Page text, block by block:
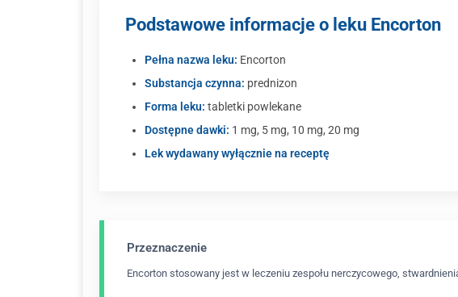
Podstawowe informacje o leku Encorton
Pełna nazwa leku: Encorton
Substancja czynna: prednizon
Forma leku: tabletki powlekane
Dostępne dawki: 1 mg, 5 mg, 10 mg, 20 mg
Lek wydawany wyłącznie na receptę
Przeznaczenie
Encorton stosowany jest w leczeniu zespołu nerczycowego,